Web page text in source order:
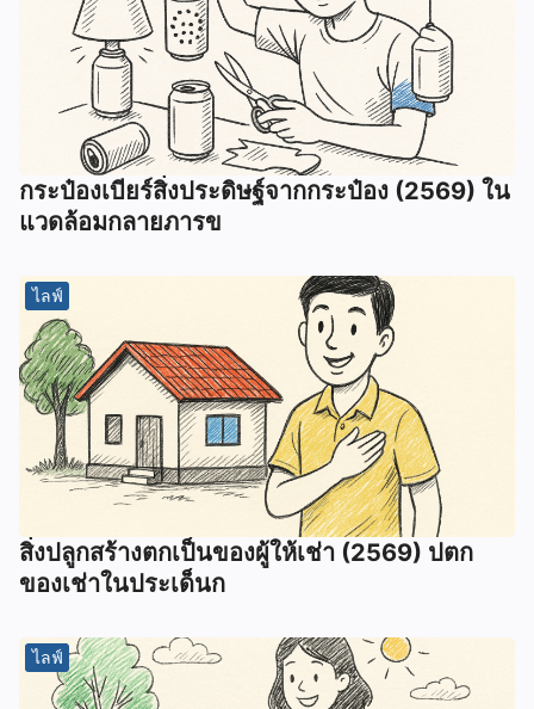
กระป๋องเบียร์สิ่งประดิษฐ์จากกระป๋อง (2569) ใน
แวดล้อมกลายภารข
ไลฟ์
สิ่งปลูกสร้างตกเป็นของผู้ให้เช่า (2569) ปตก
ของเช่าในประเด็นก
ไลฟ์